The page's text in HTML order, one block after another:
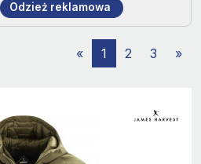
Odzież reklamowa
« 1 2 3 »